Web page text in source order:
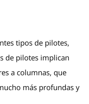
tipos de pilotes,
de pilotes implican
a columnas, que
más profundas y